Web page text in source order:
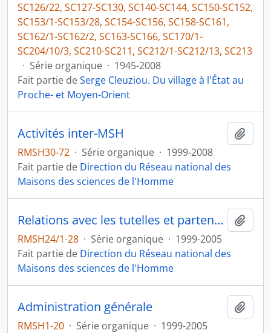
SC126/22, SC127-SC130, SC140-SC144, SC150-SC152,
SC153/1-SC153/28, SC154-SC156, SC158-SC161,
SC162/1-SC162/2, SC163-SC166, SC170/1-
SC204/10/3, SC210-SC211, SC212/1-SC212/13, SC213
· Série organique · 1945-2008
Fait partie deSerge Cleuziou. Du village à l'État au
Proche- et Moyen-Orient
Activités inter-MSH
RMSH30-72 · Série organique · 1999-2008
Fait partie de Direction du Réseau national des
Maisons des sciences de l'Homme
Relations avec les tutelles et partenaires
RMSH24/1-28 · Série organique · 1999-2005
Fait partie de Direction du Réseau national des
Maisons des sciences de l'Homme
Administration générale
RMSH1-20 · Série organique · 1999-2005